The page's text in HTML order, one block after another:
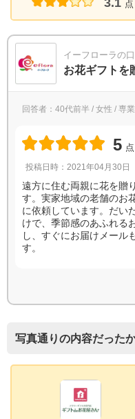
点
イーフローラの
お花ギフトを
回答者：40代前半 / 女性 / 専
5 点
投稿日時：2021年04月30日
遠方に住む両親に花を贈
す。実家地域の老舗のお
に依頼しています。だい
けで、季節感のあふれる
し、すぐにお届けメール
す。
写真通りの内容だった